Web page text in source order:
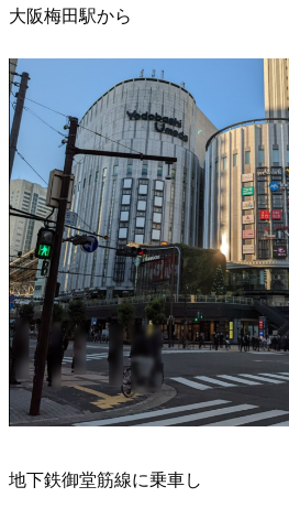
大阪梅田駅から
地下鉄御堂筋線に乗車し